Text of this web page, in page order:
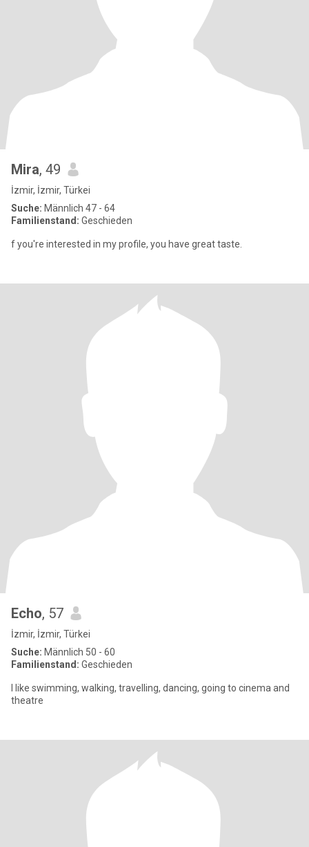
Mira, 49
İzmir, İzmir, Türkei
Suche: Männlich 47 - 64
Familienstand: Geschieden
f you're interested in my profile, you have great taste.
Echo, 57
İzmir, İzmir, Türkei
Suche: Männlich 50 - 60
Familienstand: Geschieden
I like swimming, walking, travelling, dancing, going to cinema and
theatre